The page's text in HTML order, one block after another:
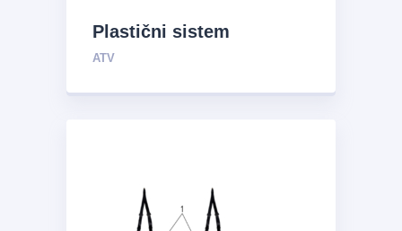
Plastični sistem
ATV